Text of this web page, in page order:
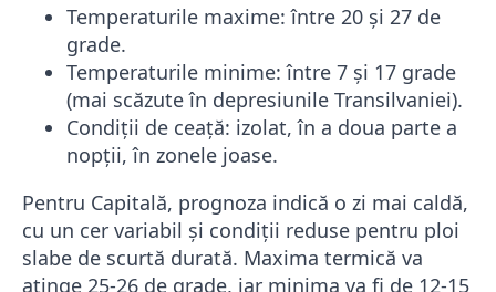
Temperaturile maxime: între 20 și 27 de
grade.
Temperaturile minime: între 7 și 17 grade
(mai scăzute în depresiunile Transilvaniei).
Condiții de ceață: izolat, în a doua parte a
nopții, în zonele joase.
Pentru Capitală, prognoza indică o zi mai caldă,
cu un cer variabil și condiții reduse pentru ploi
slabe de scurtă durată. Maxima termică va
atinge 25-26 de grade, iar minima va fi de 12-15